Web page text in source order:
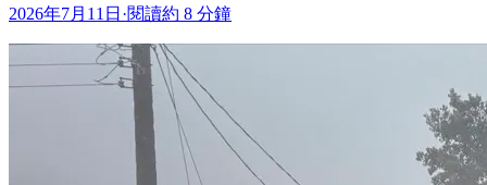
2026年7月11日 ·閱讀約 8 分鐘